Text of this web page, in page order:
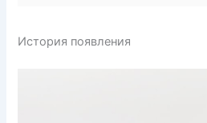
История появления